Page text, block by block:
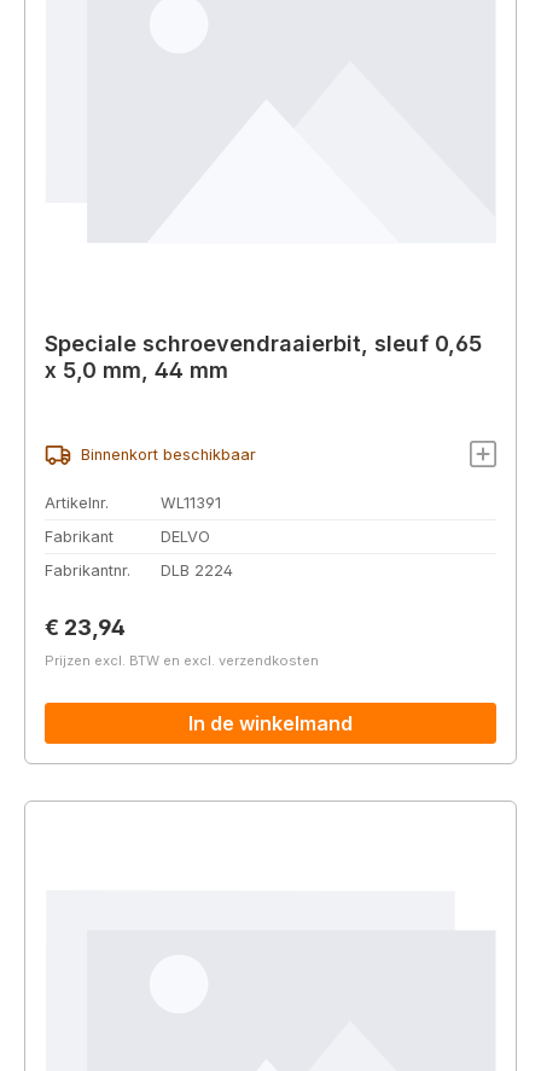
Speciale schroevendraaierbit, sleuf 0,65
x 5,0 mm, 44 mm
Binnenkort beschikbaar
Artikelnr.
WL11391
Fabrikant
DELVO
Fabrikantnr.
DLB 2224
Normale prijs:
€ 23,94
Prijzen excl. BTW en excl. verzendkosten
In de winkelmand